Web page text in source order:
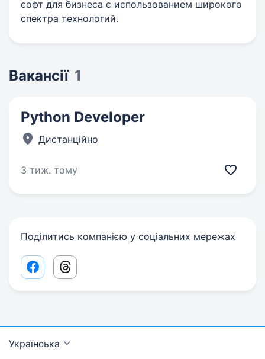
софт для бизнеса с использованием широкого
спектра технологий.
Вакансії 1
Python Developer
Дистанційно
3 тиж. тому
Поділитись компанією у соціальних мережах
Facebook share link
Threads share link
Українська